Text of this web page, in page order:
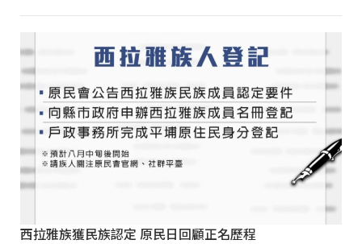
西拉雅族獲民族認定 原民日回顧正名歷程